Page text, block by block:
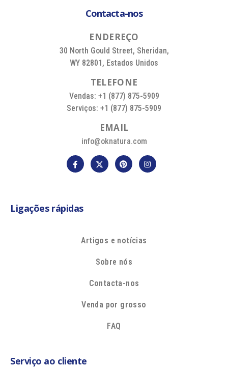
Contacta-nos
ENDEREÇO
30 North Gould Street, Sheridan,
WY 82801, Estados Unidos
TELEFONE
Vendas: +1 (877) 875-5909
Serviços: +1 (877) 875-5909
EMAIL
info@oknatura.com
Ligações rápidas
Artigos e notícias
Sobre nós
Contacta-nos
Venda por grosso
FAQ
Serviço ao cliente